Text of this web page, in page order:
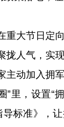
重大节日定
人气，实
动加入拥军
里，设置“
标准》，